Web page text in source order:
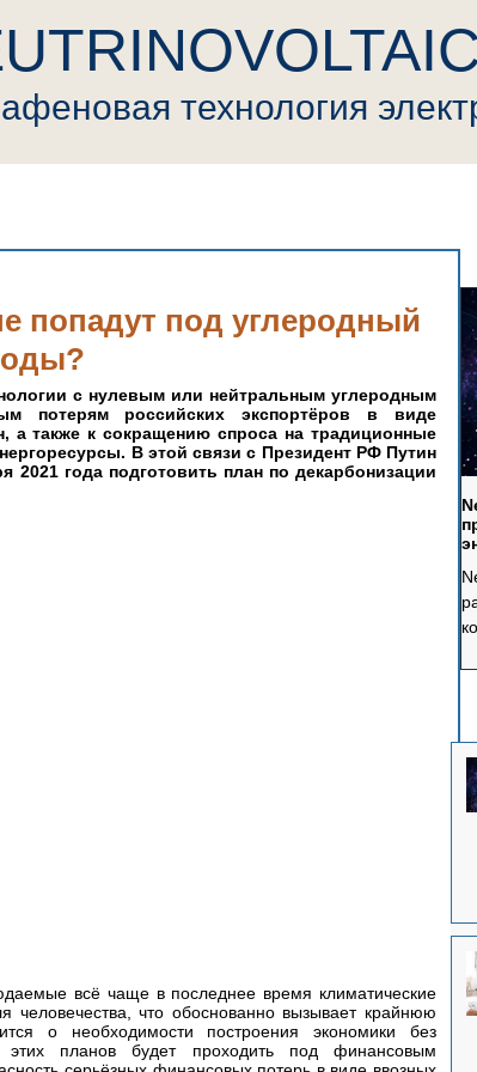
технология
попадут под углеродный
с нулевым или нейтральным углеродным
потерям российских экспортёров в виде
а также к сокращению спроса на традиционные
В этой связи с Президент РФ Путин
2021 года подготовить план по декарбонизации
всё чаще в последнее время климатические
человечества, что обоснованно вызывает крайнюю
о необходимости построения экономики без
этих планов будет проходить под финансовым